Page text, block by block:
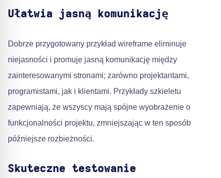
Ułatwia jasną komunikację
Dobrze przygotowany przykład wireframe eliminuje
niejasności i promuje jasną komunikację między
zainteresowanymi stronami; zarówno projektantami,
programistami, jak i klientami. Przykłady szkieletu
zapewniają, że wszyscy mają spójne wyobrażenie o
funkcjonalności projektu, zmniejszając w ten sposób
późniejsze rozbieżności.
Skuteczne testowanie